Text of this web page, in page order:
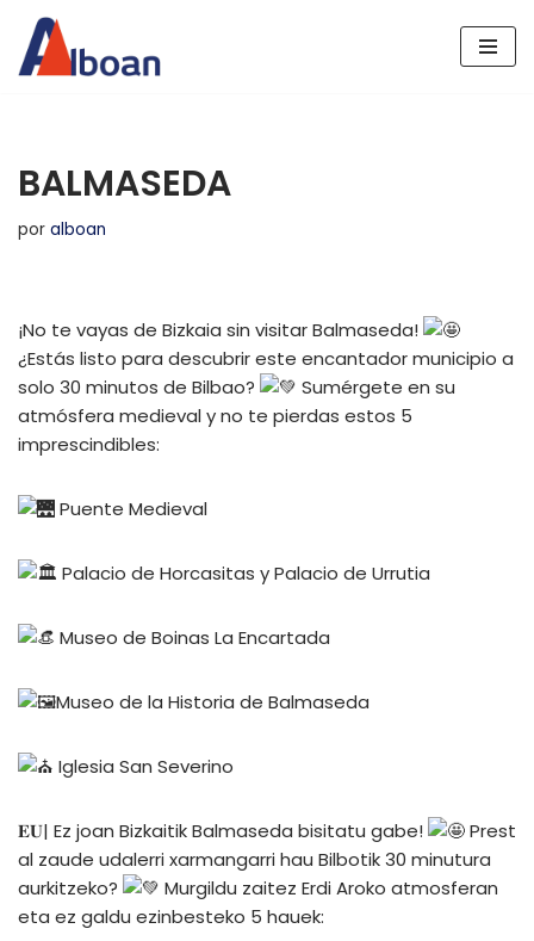
Saltar
BALMASEDA
por alboan
¡No te vayas de Bizkaia sin visitar Balmaseda!
¿Estás listo para descubrir este encantador municipio a
solo 30 minutos de Bilbao?
Sumérgete en su
atmósfera medieval y no te pierdas estos 5
imprescindibles:
Puente Medieval
Palacio de Horcasitas y Palacio de Urrutia
Museo de Boinas La Encartada
Museo de la Historia de Balmaseda
Iglesia San Severino
𝐄𝐔| Ez joan Bizkaitik Balmaseda bisitatu gabe!
Prest
al zaude udalerri xarmangarri hau Bilbotik 30 minutura
aurkitzeko?
Murgildu zaitez Erdi Aroko atmosferan
eta ez galdu ezinbesteko 5 hauek: